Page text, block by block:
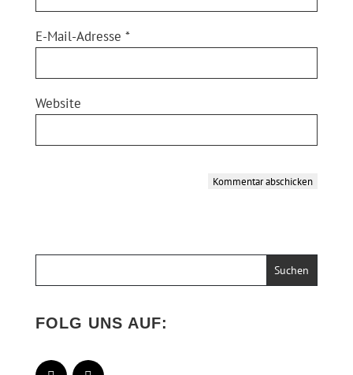
E-Mail-Adresse *
Website
Kommentar abschicken
FOLG UNS AUF: